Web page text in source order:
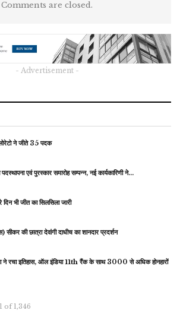
Comments are closed.
- Advertisement -
ने जीते 35 पदक
एवं पुरस्कार समारोह सम्पन्न, नई कार्यकारिणी ने…
भी जीत का सिलसिला जारी
की छात्रा देवांगी दाधीच का शानदार प्रदर्शन
इतिहास, ऑल इंडिया 11th रैंक के साथ 3000 से अधिक होनहारों
1 of 1,346